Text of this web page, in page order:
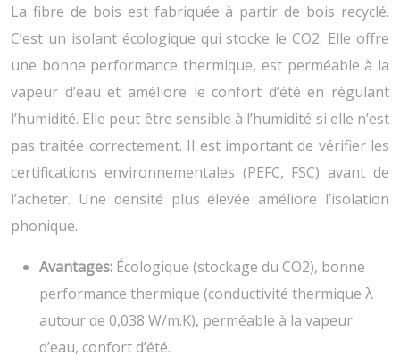
La fibre de bois est fabriquée à partir de bois recyclé.
C’est un isolant écologique qui stocke le CO2. Elle offre
une bonne performance thermique, est perméable à la
vapeur d’eau et améliore le confort d’été en régulant
l’humidité. Elle peut être sensible à l’humidité si elle n’est
pas traitée correctement. Il est important de vérifier les
certifications environnementales (PEFC, FSC) avant de
l’acheter. Une densité plus élevée améliore l’isolation
phonique.
Avantages: Écologique (stockage du CO2), bonne
performance thermique (conductivité thermique λ
autour de 0,038 W/m.K), perméable à la vapeur
d’eau, confort d’été.